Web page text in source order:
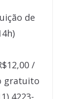
de
/
gratuito